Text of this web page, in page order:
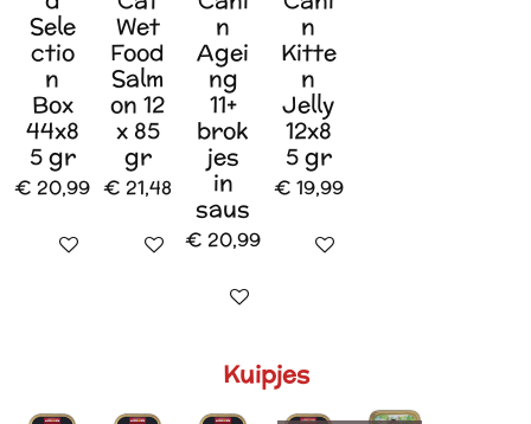
Sele
ctio
n
Box
44x8
5 gr
€ 20,99
In winkelwagen
Wet
Food
Salm
on 12
x 85
gr
€ 21,48
In winkelwagen
n
Agei
ng
11+
brok
jes
in
saus
€ 20,99
In winkelwagen
n
Kitte
n
Jelly
12x8
5 gr
€ 19,99
In winkelwagen
Kuipjes